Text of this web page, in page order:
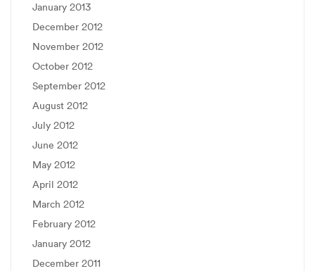
January 2013
December 2012
November 2012
October 2012
September 2012
August 2012
July 2012
June 2012
May 2012
April 2012
March 2012
February 2012
January 2012
December 2011